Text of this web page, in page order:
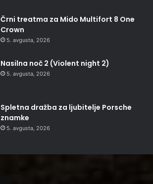
Črni treatma za Mido Multifort 8 One
Crown
5. avgusta, 2026
Nasilna noč 2 (Violent night 2)
5. avgusta, 2026
Spletna dražba za ljubitelje Porsche
znamke
5. avgusta, 2026